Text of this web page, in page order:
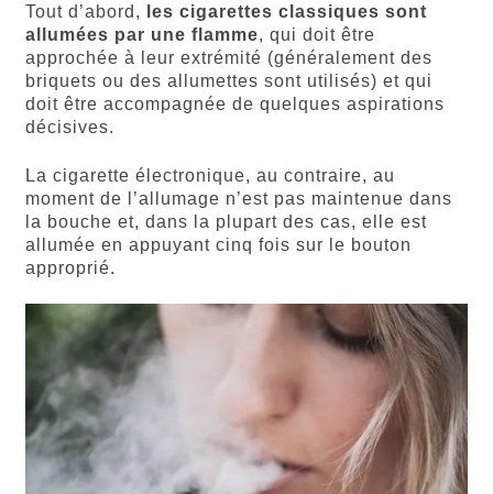
Tout d’abord,
les cigarettes classiques sont
allumées par une flamme, qui doit être
approchée à leur extrémité (généralement des
briquets ou des allumettes sont utilisés) et qui
doit être accompagnée de quelques aspirations
décisives.
La cigarette électronique, au contraire, au
moment de l’allumage n’est pas maintenue dans
la bouche et, dans la plupart des cas, elle est
allumée en appuyant cinq fois sur le bouton
approprié.